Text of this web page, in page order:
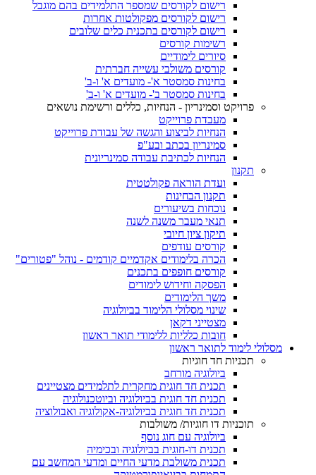
רישום לקורסים שמספר התלמידים בהם מוגבל
רישום לקורסים מפקולטות אחרות
רישום לקורסים בתכנית כלים שלובים
רשימות קורסים
סיורים לימודיים
קורסים משולבי עשייה חברתית
בחינות סמסטר א'- מועדים א' ו-ב'
בחינות סמסטר ב'- מועדים א' ו-ב'
פרויקט וסמינריון - הנחיות, כללים ורשימת נושאים
מעבדת פרוייקט
הנחיות לביצוע והגשה של עבודת פרוייקט
סמינריון בכתב ובע"פ
הנחיות לכתיבת עבודה סמינריונית
תקנון
ועדת הוראה פקולטטית
תקנון הבחינות
נוכחות בשיעורים
תנאי מעבר משנה לשנה
תיקון ציון חיובי
קורסים עודפים
הכרה בלימודים אקדמיים קודמים - נוהל "פטורים"
קורסים חופפים בתכנים
הפסקה וחידוש לימודים
משך הלימודים
שינוי מסלולי הלימוד בביולוגיה
מצטייני דקאן
חובות כלליות ללימודי תואר ראשון
מסלולי לימוד לתואר ראשון
תכניות חד חוגיות
ביולוגיה מורחב
תכנית חד חוגית מחקרית לתלמידים מצטיינים
תכנית חד חוגית בביולוגיה וביוטכנולוגיה
תכנית חד חוגית בביולוגיה-אקולוגיה ואבולוציה
תוכניות דו חוגיות/ משולבות
ביולוגיה עם חוג נוסף
תכנית דו-חוגית בביולוגיה ובכימיה
תכנית משולבת מדעי החיים ומדעי המחשב עם